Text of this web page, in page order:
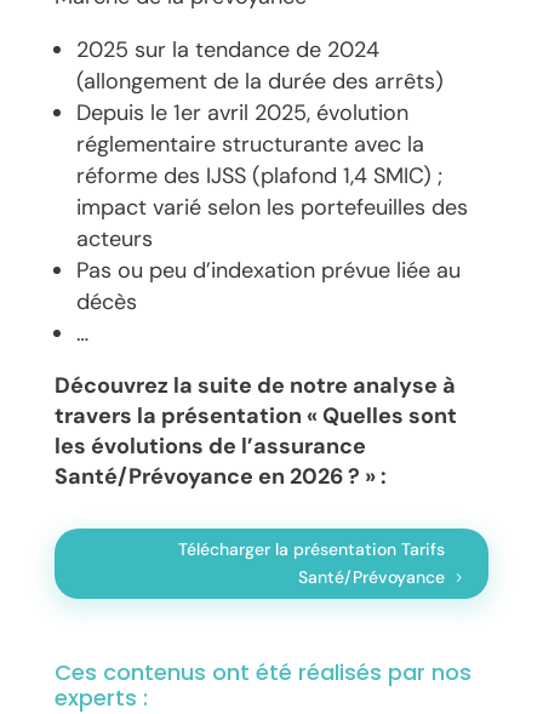
2025 sur la tendance de 2024
(allongement de la durée des arrêts)
Depuis le 1er avril 2025, évolution
réglementaire structurante avec la
réforme des IJSS (plafond 1,4 SMIC) ;
impact varié selon les portefeuilles des
acteurs
Pas ou peu d’indexation prévue liée au
décès
…
Découvrez la suite de notre analyse à
travers la présentation « Quelles sont
les évolutions de l’assurance
Santé/Prévoyance en 2026 ? » :
Télécharger la présentation Tarifs
Santé/Prévoyance
Ces contenus ont été réalisés par nos
experts :